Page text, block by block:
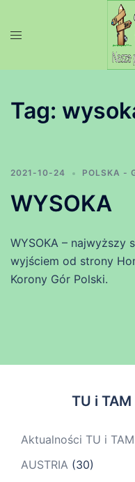
Tag:
2021-10-24 POLSKA -
WYSOKA
WYSOKA – najwyższy
wyjściem od strony
Korony Gór Polski.
TU i
Aktualności TU i TAM
AUSTRIA (30)